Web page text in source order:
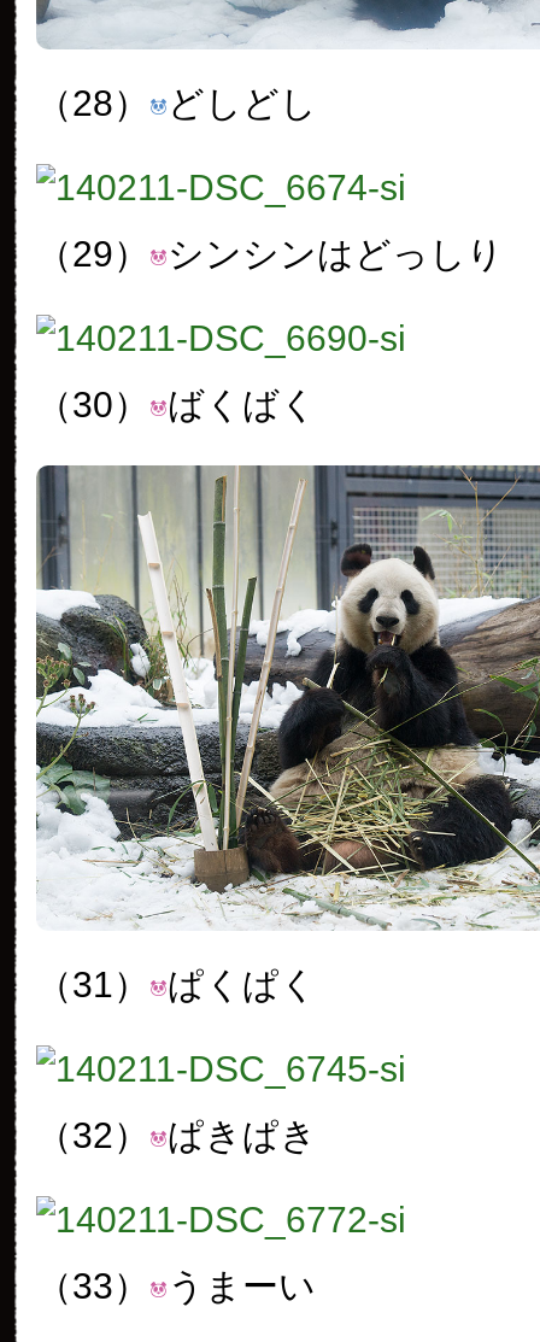
（28） どしどし
（29） シンシンはどっしり
（30） ばくばく
（31） ぱくぱく
（32） ぱきぱき
（33） うまーい